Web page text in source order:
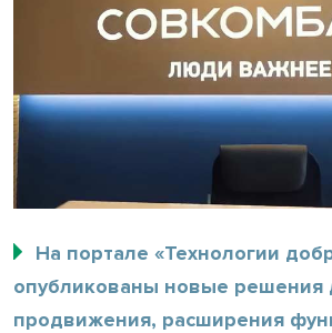
На портале «Технологии
опубликованы новые решения
продвижения, расширения